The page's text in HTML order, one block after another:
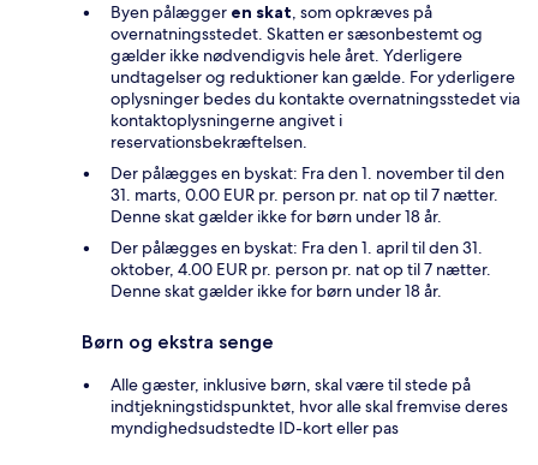
Byen pålægger en skat, som opkræves på
overnatningsstedet. Skatten er sæsonbestemt og
gælder ikke nødvendigvis hele året. Yderligere
undtagelser og reduktioner kan gælde. For yderligere
oplysninger bedes du kontakte overnatningsstedet via
kontaktoplysningerne angivet i
reservationsbekræftelsen.
Der pålægges en byskat: Fra den 1. november til den
31. marts, 0.00 EUR pr. person pr. nat op til 7 nætter.
Denne skat gælder ikke for børn under 18 år.
Der pålægges en byskat: Fra den 1. april til den 31.
oktober, 4.00 EUR pr. person pr. nat op til 7 nætter.
Denne skat gælder ikke for børn under 18 år.
Børn og ekstra senge
Alle gæster, inklusive børn, skal være til stede på
indtjekningstidspunktet, hvor alle skal fremvise deres
myndighedsudstedte ID-kort eller pas